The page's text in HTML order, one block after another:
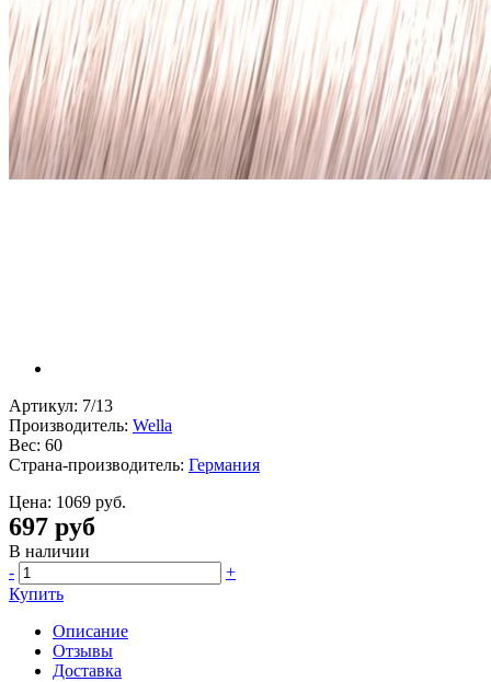
Артикул: 7/13
Производитель: Wella
Вес: 60
Страна-производитель: Германия
Цена: 1069 руб.
697 руб
В наличии
-
+
Купить
Описание
Отзывы
Доставка